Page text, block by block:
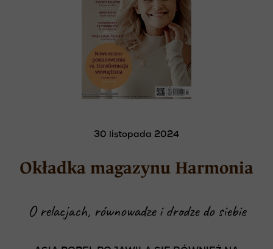
30 listopada 2024
Okładka magazynu Harmonia
O relacjach, równowadze i drodze do siebie